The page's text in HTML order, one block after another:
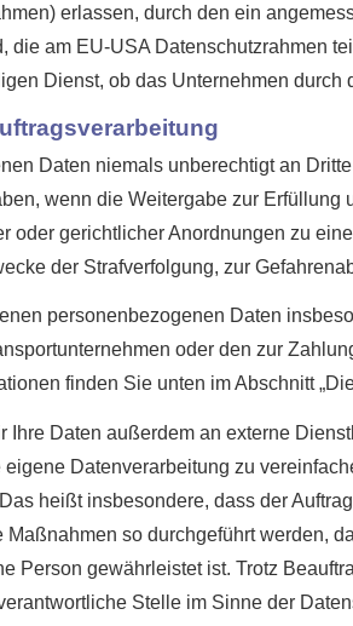
erlassen, durch den ein
die am EU-USA Datenschutzrahmen
Dienst, ob das Unternehmen
Daten niemals unberechtigt an
wenn die Weitergabe zur
oder gerichtlicher Anordnungen zu
der Strafverfolgung, zur
personenbezogenen Daten
oder den zur
finden Sie unten im Abschnitt
Ihre Daten außerdem an externe
Datenverarbeitung zu
heißt insbesondere, dass der
so durchgeführt werden,
Person gewährleistet ist. Trotz
Stelle im Sinne der